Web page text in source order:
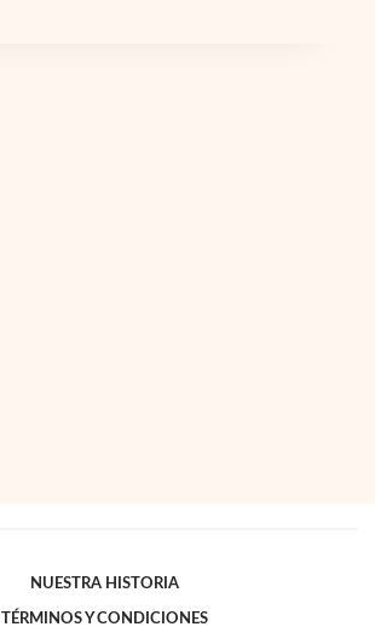
NUESTRA HISTORIA
TÉRMINOS Y CONDICIONES